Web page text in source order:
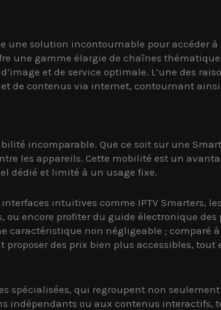
une solution incontournable pour accéder
une gamme élargie de chaînes
et de service optimale. L’une des
de contenus via internet, contournant
incomparable. Que ce soit sur une
les appareils. Cette mobilité est un
dédié et limité à un usage fixe.
intuitives comme IPTV Smarters,
encore profiter du guide électronique des
non négligeable ; comparé à
des prix bien plus accessibles,
spécialisées, qui regroupent non
indépendants ou aux contenus interactifs,